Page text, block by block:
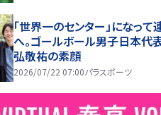
「世界一のセンター」になって
へ。ゴールボール男子日本代
弘敬祐の素顔
2026/07/22 07:00パラスポーツ